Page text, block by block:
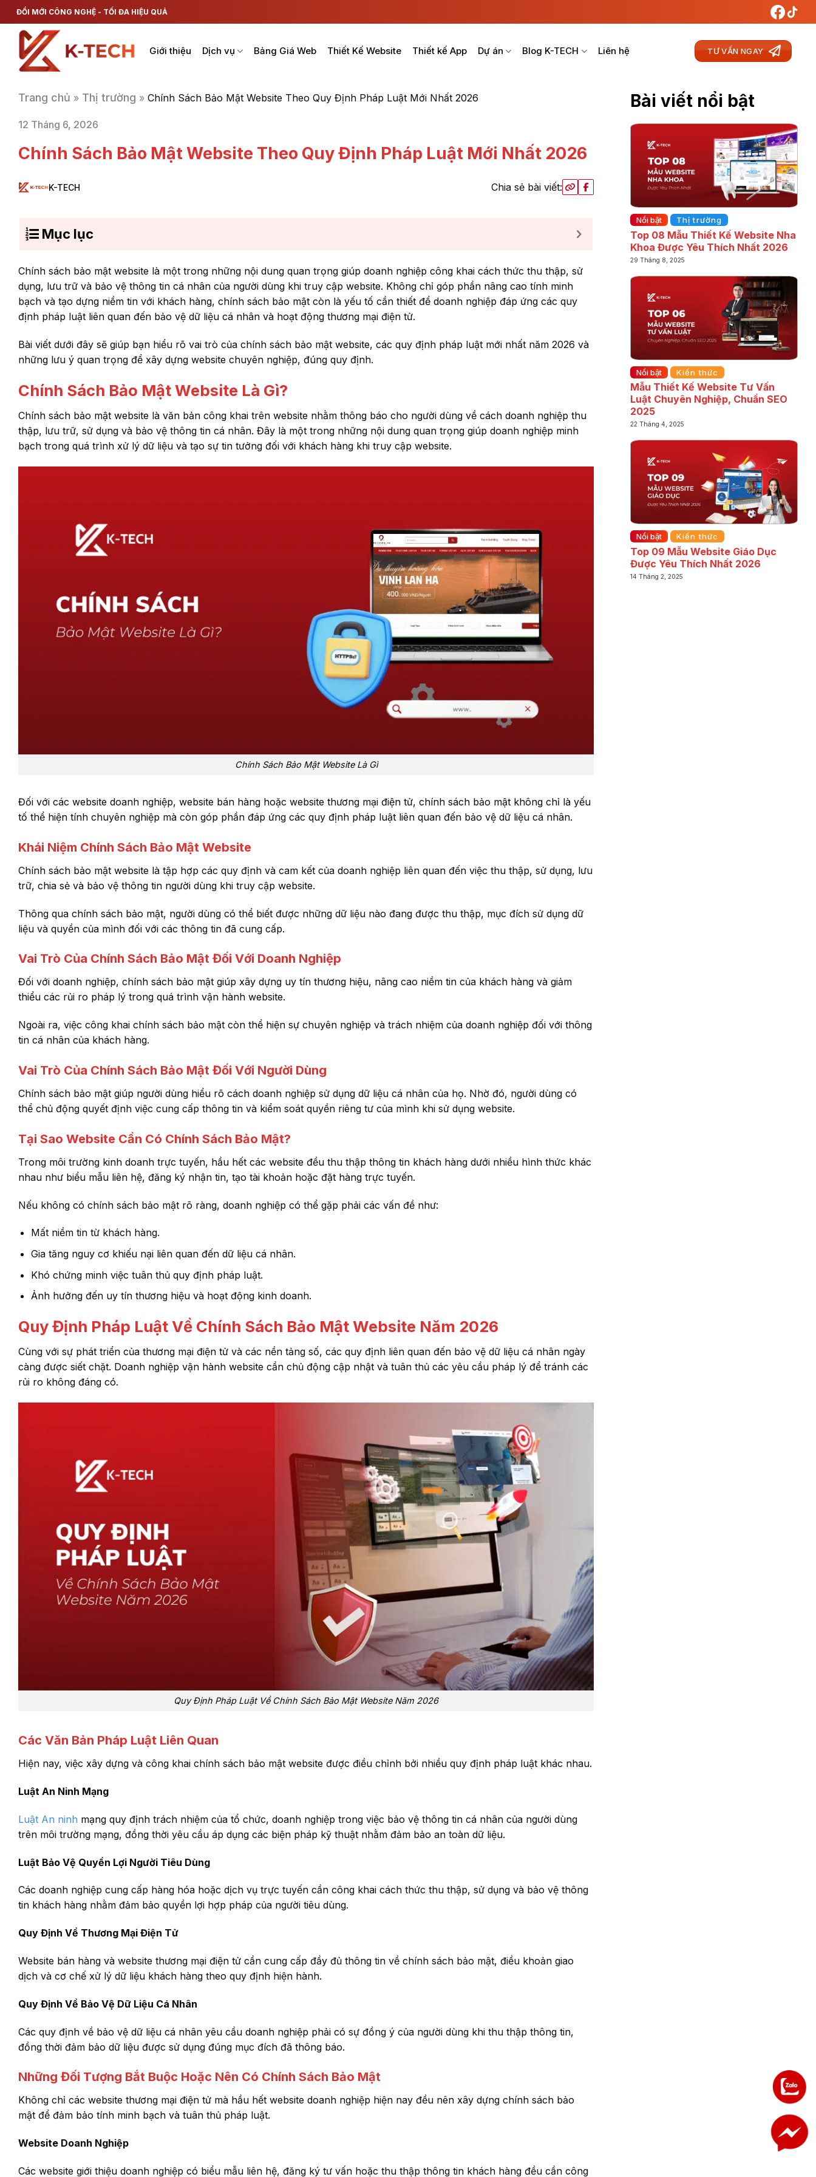
Chuyển
đến
ĐỔI MỚI CÔNG NGHỆ - TỐI ĐA HIỆU QUẢ
Giới thiệu Dịch vụ Bảng Giá Web Thiết Kế Website Thiết kế App Dự án Blog K-TECH Liên hệ TƯ VẤN NGAY
Trang chủ » Thị trường » Chính Sách Bảo Mật Website Theo Quy Định Pháp Luật Mới Nhất 2026
12 Tháng 6, 2026
Chính Sách Bảo Mật Website Theo Quy Định Pháp Luật Mới Nhất 2026
K-TECH Chia sẻ bài viết:
Mục lục
Chính sách bảo mật website là một trong những nội dung quan trọng giúp doanh nghiệp công khai cách thức thu thập, sử
dụng, lưu trữ và bảo vệ thông tin cá nhân của người dùng khi truy cập website. Không chỉ góp phần nâng cao tính minh
bạch và tạo dựng niềm tin với khách hàng, chính sách bảo mật còn là yếu tố cần thiết để doanh nghiệp đáp ứng các quy
định pháp luật liên quan đến bảo vệ dữ liệu cá nhân và hoạt động thương mại điện tử.
Bài viết dưới đây sẽ giúp bạn hiểu rõ vai trò của chính sách bảo mật website, các quy định pháp luật mới nhất năm 2026 và
những lưu ý quan trọng để xây dựng website chuyên nghiệp, đúng quy định.
Chính Sách Bảo Mật Website Là Gì?
Chính sách bảo mật website là văn bản công khai trên website nhằm thông báo cho người dùng về cách doanh nghiệp thu
thập, lưu trữ, sử dụng và bảo vệ thông tin cá nhân. Đây là một trong những nội dung quan trọng giúp doanh nghiệp minh
bạch trong quá trình xử lý dữ liệu và tạo sự tin tưởng đối với khách hàng khi truy cập website.
Chính Sách Bảo Mật Website Là Gì
Đối với các website doanh nghiệp, website bán hàng hoặc website thương mại điện tử, chính sách bảo mật không chỉ là yếu
tố thể hiện tính chuyên nghiệp mà còn góp phần đáp ứng các quy định pháp luật liên quan đến bảo vệ dữ liệu cá nhân.
Khái Niệm Chính Sách Bảo Mật Website
Chính sách bảo mật website là tập hợp các quy định và cam kết của doanh nghiệp liên quan đến việc thu thập, sử dụng, lưu
trữ, chia sẻ và bảo vệ thông tin người dùng khi truy cập website.
Thông qua chính sách bảo mật, người dùng có thể biết được những dữ liệu nào đang được thu thập, mục đích sử dụng dữ
liệu và quyền của mình đối với các thông tin đã cung cấp.
Vai Trò Của Chính Sách Bảo Mật Đối Với Doanh Nghiệp
Đối với doanh nghiệp, chính sách bảo mật giúp xây dựng uy tín thương hiệu, nâng cao niềm tin của khách hàng và giảm
thiểu các rủi ro pháp lý trong quá trình vận hành website.
Ngoài ra, việc công khai chính sách bảo mật còn thể hiện sự chuyên nghiệp và trách nhiệm của doanh nghiệp đối với thông
tin cá nhân của khách hàng.
Vai Trò Của Chính Sách Bảo Mật Đối Với Người Dùng
Chính sách bảo mật giúp người dùng hiểu rõ cách doanh nghiệp sử dụng dữ liệu cá nhân của họ. Nhờ đó, người dùng có
thể chủ động quyết định việc cung cấp thông tin và kiểm soát quyền riêng tư của mình khi sử dụng website.
Tại Sao Website Cần Có Chính Sách Bảo Mật?
Trong môi trường kinh doanh trực tuyến, hầu hết các website đều thu thập thông tin khách hàng dưới nhiều hình thức khác
nhau như biểu mẫu liên hệ, đăng ký nhận tin, tạo tài khoản hoặc đặt hàng trực tuyến.
Nếu không có chính sách bảo mật rõ ràng, doanh nghiệp có thể gặp phải các vấn đề như:
Mất niềm tin từ khách hàng.
Gia tăng nguy cơ khiếu nại liên quan đến dữ liệu cá nhân.
Khó chứng minh việc tuân thủ quy định pháp luật.
Ảnh hưởng đến uy tín thương hiệu và hoạt động kinh doanh.
Quy Định Pháp Luật Về Chính Sách Bảo Mật Website Năm 2026
Cùng với sự phát triển của thương mại điện tử và các nền tảng số, các quy định liên quan đến bảo vệ dữ liệu cá nhân ngày
càng được siết chặt. Doanh nghiệp vận hành website cần chủ động cập nhật và tuân thủ các yêu cầu pháp lý để tránh các
rủi ro không đáng có.
Quy Định Pháp Luật Về Chính Sách Bảo Mật Website Năm 2026
Các Văn Bản Pháp Luật Liên Quan
Hiện nay, việc xây dựng và công khai chính sách bảo mật website được điều chỉnh bởi nhiều quy định pháp luật khác nhau.
Luật An Ninh Mạng
Luật An ninh mạng quy định trách nhiệm của tổ chức, doanh nghiệp trong việc bảo vệ thông tin cá nhân của người dùng
trên môi trường mạng, đồng thời yêu cầu áp dụng các biện pháp kỹ thuật nhằm đảm bảo an toàn dữ liệu.
Luật Bảo Vệ Quyền Lợi Người Tiêu Dùng
Các doanh nghiệp cung cấp hàng hóa hoặc dịch vụ trực tuyến cần công khai cách thức thu thập, sử dụng và bảo vệ thông
tin khách hàng nhằm đảm bảo quyền lợi hợp pháp của người tiêu dùng.
Quy Định Về Thương Mại Điện Tử
Website bán hàng và website thương mại điện tử cần cung cấp đầy đủ thông tin về chính sách bảo mật, điều khoản giao
dịch và cơ chế xử lý dữ liệu khách hàng theo quy định hiện hành.
Quy Định Về Bảo Vệ Dữ Liệu Cá Nhân
Các quy định về bảo vệ dữ liệu cá nhân yêu cầu doanh nghiệp phải có sự đồng ý của người dùng khi thu thập thông tin,
đồng thời đảm bảo dữ liệu được sử dụng đúng mục đích đã thông báo.
Những Đối Tượng Bắt Buộc Hoặc Nên Có Chính Sách Bảo Mật
Không chỉ các website thương mại điện tử mà hầu hết website doanh nghiệp hiện nay đều nên xây dựng chính sách bảo
mật để đảm bảo tính minh bạch và tuân thủ pháp luật.
Website Doanh Nghiệp
Các website giới thiệu doanh nghiệp có biểu mẫu liên hệ, đăng ký tư vấn hoặc thu thập thông tin khách hàng đều cần công
Bài viết nổi bật
Nổi bật Thị trường
Top 08 Mẫu Thiết Kế Website Nha
Khoa Được Yêu Thích Nhất 2026
29 Tháng 8, 2025
Nổi bật Kiến thức
Mẫu Thiết Kế Website Tư Vấn
Luật Chuyên Nghiệp, Chuẩn SEO
2025
22 Tháng 4, 2025
Nổi bật Kiến thức
Top 09 Mẫu Website Giáo Dục
Được Yêu Thích Nhất 2026
14 Tháng 2, 2025